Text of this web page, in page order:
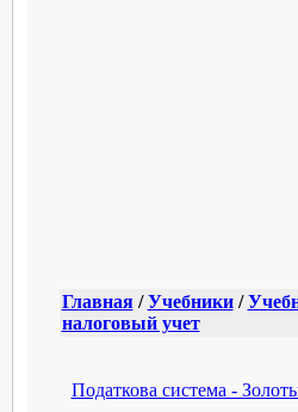
Главная/Учебники/
налоговый учет
Податкова система -